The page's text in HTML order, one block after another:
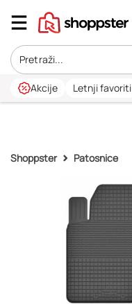
Akcije Letnji favoriti
Shoppster Patosnice